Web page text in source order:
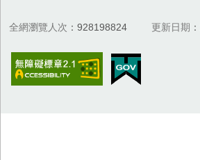
全網瀏覽人次 928198824 更新日期